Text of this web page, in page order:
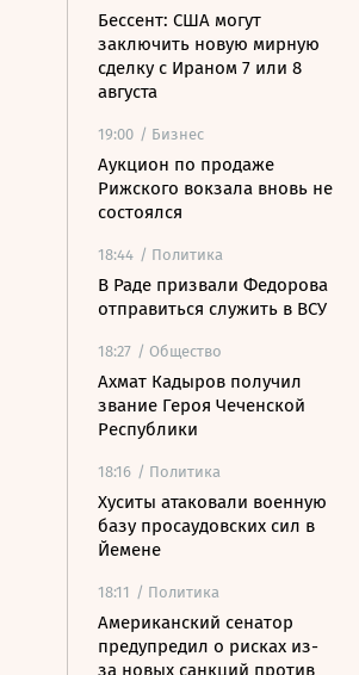
Бессент: США могут
заключить новую мирную
сделку с Ираном 7 или 8
августа
19:00 / Бизнес
Аукцион по продаже
Рижского вокзала вновь не
состоялся
18:44 / Политика
В Раде призвали Федорова
отправиться служить в ВСУ
18:27 / Общество
Ахмат Кадыров получил
звание Героя Чеченской
Республики
18:16 / Политика
Хуситы атаковали военную
базу просаудовских сил в
Йемене
18:11 / Политика
Американский сенатор
предупредил о рисках из-
за новых санкций против